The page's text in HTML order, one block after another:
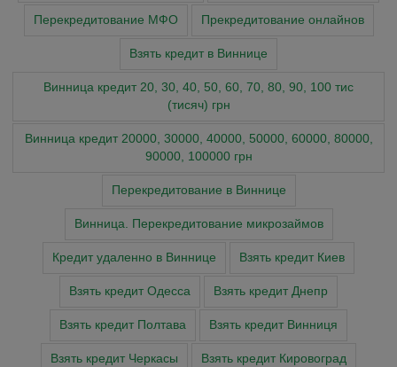
Перекредитование МФО Прекредитование онлайнов
Взять кредит в Виннице
Винница кредит 20, 30, 40, 50, 60, 70, 80, 90, 100 тис
(тисяч) грн
Винница кредит 20000, 30000, 40000, 50000, 60000, 80000,
90000, 100000 грн
Перекредитование в Виннице
Винница. Перекредитование микрозаймов
Кредит удаленно в Виннице Взять кредит Киев
Взять кредит Одесса Взять кредит Днепр
Взять кредит Полтава Взять кредит Винниця
Взять кредит Черкасы Взять кредит Кировоград